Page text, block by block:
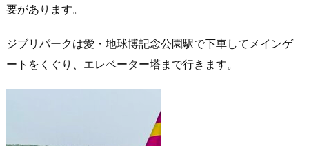
要があります。
ジブリパークは愛・地球博記念公園駅で下車してメインゲ
ートをくぐり、エレベーター塔まで行きます。